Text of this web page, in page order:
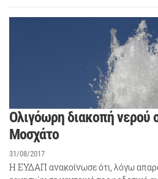
Ολιγόωρη διακοπή νερού
Μοσχάτο
31/08/2017
Η ΕΥΔΑΠ ανακοίνωσε ότι, λόγω